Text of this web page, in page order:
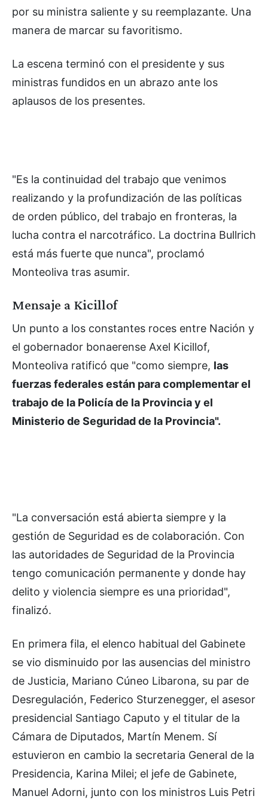
por su ministra saliente y su reemplazante. Una
manera de marcar su favoritismo.
La escena terminó con el presidente y sus
ministras fundidos en un abrazo ante los
aplausos de los presentes.
"Es la continuidad del trabajo que venimos
realizando y la profundización de las políticas
de orden público, del trabajo en fronteras, la
lucha contra el narcotráfico. La doctrina Bullrich
está más fuerte que nunca", proclamó
Monteoliva tras asumir.
Mensaje a Kicillof
Un punto a los constantes roces entre Nación y
el gobernador bonaerense Axel Kicillof,
Monteoliva ratificó que "como siempre, las
fuerzas federales están para complementar el
trabajo de la Policía de la Provincia y el
Ministerio de Seguridad de la Provincia".
"La conversación está abierta siempre y la
gestión de Seguridad es de colaboración. Con
las autoridades de Seguridad de la Provincia
tengo comunicación permanente y donde hay
delito y violencia siempre es una prioridad",
finalizó.
En primera fila, el elenco habitual del Gabinete
se vio disminuido por las ausencias del ministro
de Justicia, Mariano Cúneo Libarona, su par de
Desregulación, Federico Sturzenegger, el asesor
presidencial Santiago Caputo y el titular de la
Cámara de Diputados, Martín Menem. Sí
estuvieron en cambio la secretaria General de la
Presidencia, Karina Milei; el jefe de Gabinete,
Manuel Adorni, junto con los ministros Luis Petri